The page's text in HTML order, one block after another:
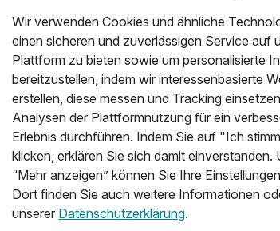
Seite erleben inkl. Sommer Card | 2
werden dieses Hotel empfehlen und wieder
Wir verwenden Cookies und ähnliche
einen sicheren und zuverlässigen Service auf
Plattform zu bieten sowie um personalisierte
bereitzustellen, indem wir interessenbasierte
erstellen, diese messen und Tracking
Analysen der Plattformnutzung für ein
Erlebnis durchführen. Indem Sie auf "Ich
klicken, erklären Sie sich damit einverstanden.
“Mehr anzeigen” können Sie Ihre
Dort finden Sie auch weitere Informationen
unserer Datenschutzerklärung.